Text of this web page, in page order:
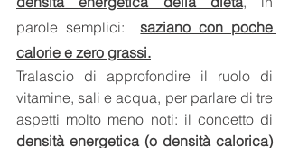
parole semplici: saziano con poche
calorie e zero grassi.
Tralascio di approfondire il ruolo di
vitamine, sali e acqua, per parlare di tre
densità energetica (o densità calorica)